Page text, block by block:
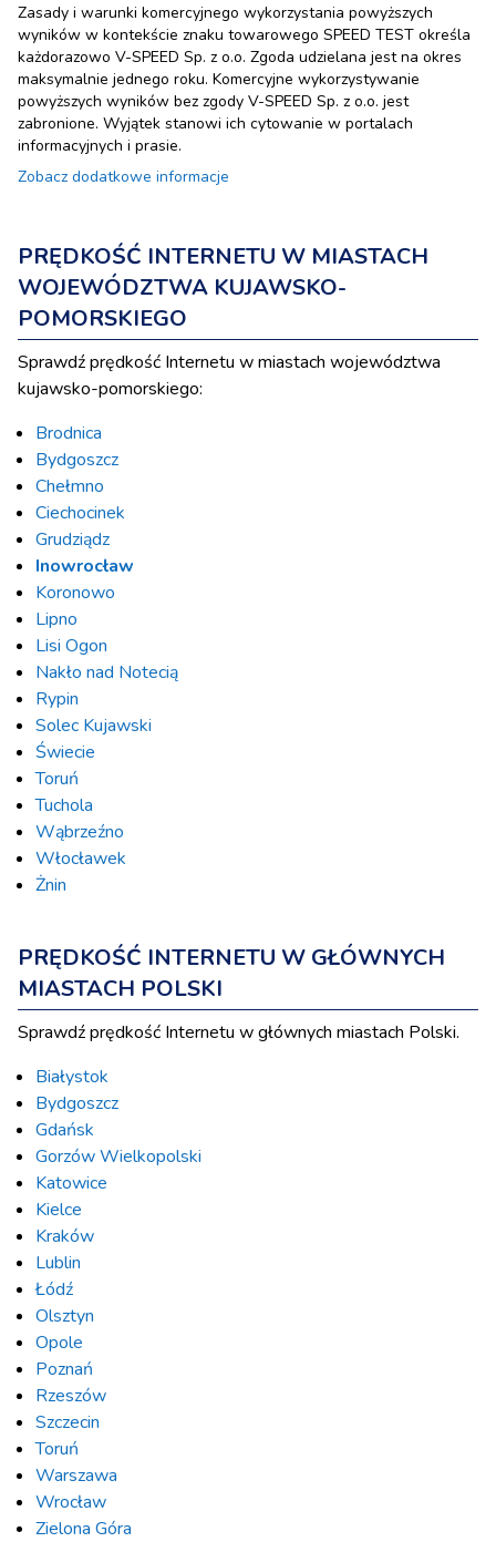
Zasady i warunki komercyjnego wykorzystania powyższych
wyników w kontekście znaku towarowego SPEED TEST określa
każdorazowo V-SPEED Sp. z o.o. Zgoda udzielana jest na okres
maksymalnie jednego roku. Komercyjne wykorzystywanie
powyższych wyników bez zgody V-SPEED Sp. z o.o. jest
zabronione. Wyjątek stanowi ich cytowanie w portalach
informacyjnych i prasie.
Zobacz dodatkowe informacje
PRĘDKOŚĆ INTERNETU W MIASTACH
WOJEWÓDZTWA KUJAWSKO-
POMORSKIEGO
Sprawdź prędkość Internetu w miastach województwa
kujawsko-pomorskiego:
Brodnica
Bydgoszcz
Chełmno
Ciechocinek
Grudziądz
Inowrocław
Koronowo
Lipno
Lisi Ogon
Nakło nad Notecią
Rypin
Solec Kujawski
Świecie
Toruń
Tuchola
Wąbrzeźno
Włocławek
Żnin
PRĘDKOŚĆ INTERNETU W GŁÓWNYCH
MIASTACH POLSKI
Sprawdź prędkość Internetu w głównych miastach Polski.
Białystok
Bydgoszcz
Gdańsk
Gorzów Wielkopolski
Katowice
Kielce
Kraków
Lublin
Łódź
Olsztyn
Opole
Poznań
Rzeszów
Szczecin
Toruń
Warszawa
Wrocław
Zielona Góra